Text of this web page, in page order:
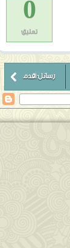
0
تعليق
رسائل أقدم